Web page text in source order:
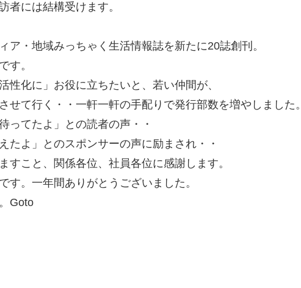
者には結構受けます。
ア・地域みっちゃく生活情報誌を新たに20誌創刊。
す。
性化に」お役に立ちたいと、若い仲間が、
せて行く・・一軒一軒の手配りで発行部数を増やしました。
ってたよ」との読者の声・・
たよ」とのスポンサーの声に励まされ・・
すこと、関係各位、社員各位に感謝します。
す。一年間ありがとうございました。
Goto